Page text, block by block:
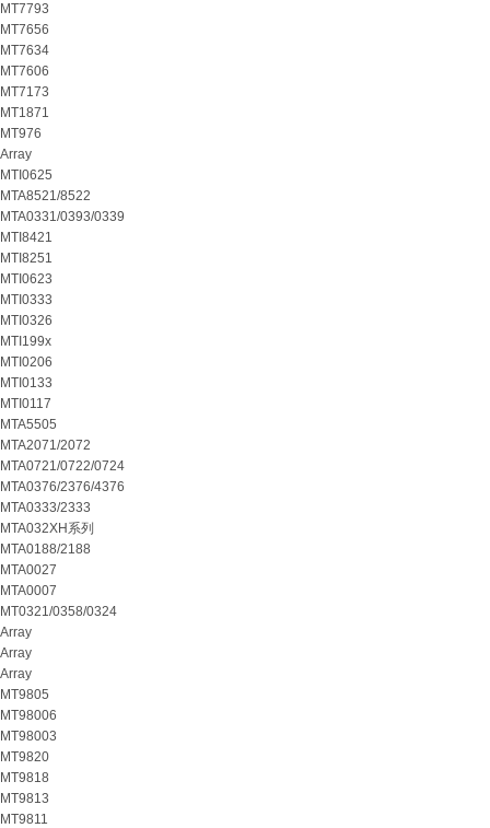
MT7793
MT7656
MT7634
MT7606
MT7173
MT1871
MT976
Array
MTI0625
MTA8521/8522
MTA0331/0393/0339
MTI8421
MTI8251
MTI0623
MTI0333
MTI0326
MTI199x
MTI0206
MTI0133
MTI0117
MTA5505
MTA2071/2072
MTA0721/0722/0724
MTA0376/2376/4376
MTA0333/2333
MTA032XH系列
MTA0188/2188
MTA0027
MTA0007
MT0321/0358/0324
Array
Array
Array
MT9805
MT98006
MT98003
MT9820
MT9818
MT9813
MT9811